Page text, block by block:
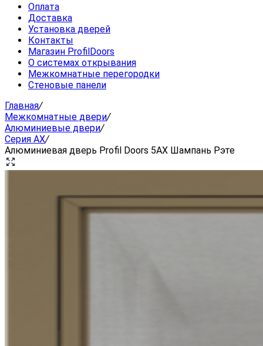
Оплата
Доставка
Установка дверей
Контакты
Магазин ProfilDoors
О системах открывания
Межкомнатные перегородки
Стеновые панели
Главная/
Межкомнатные двери/
Алюминиевые двери/
Серия AX/
Алюминиевая дверь Profil Doors 5AX Шампань Рэте